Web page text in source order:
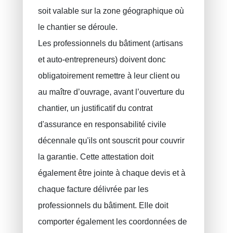
soit valable sur la zone géographique où
le chantier se déroule.
Les professionnels du bâtiment (artisans
et auto-entrepreneurs) doivent donc
obligatoirement remettre à leur client ou
au maître d’ouvrage, avant l’ouverture du
chantier, un justificatif du contrat
d'assurance en responsabilité civile
décennale qu'ils ont souscrit pour couvrir
la garantie. Cette attestation doit
également être jointe à chaque devis et à
chaque facture délivrée par les
professionnels du bâtiment. Elle doit
comporter également les coordonnées de